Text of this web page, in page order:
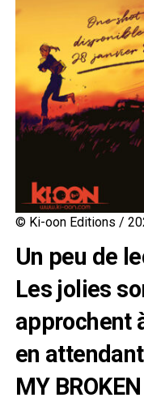
© Ki-oon Editions /
Un peu de
Les jolies
approchent
en
MY